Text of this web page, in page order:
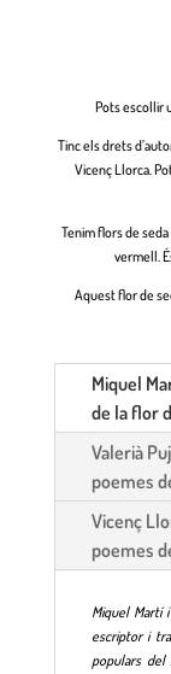
Pots escollir
Tinc els drets
Vicenç Llorca.
Tenim flors de
vermell.
Aquest flor de
Miquel
de la flor
Valerià
poemes
Vicenç
poemes
Miquel Martí
escriptor i
populars del